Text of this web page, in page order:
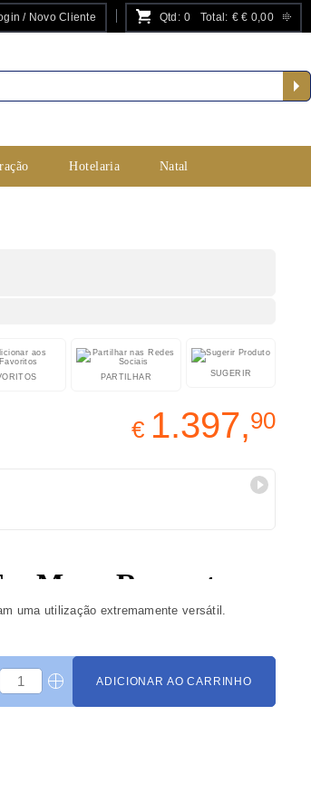
/ Novo Cliente Qtd: 0 Total: €€ 0,00
Hotelaria Natal
SUGERIR
PARTILHAR
€ 1.397,90
uma utilização extremamente versátil.
ADICIONAR AO CARRINHO